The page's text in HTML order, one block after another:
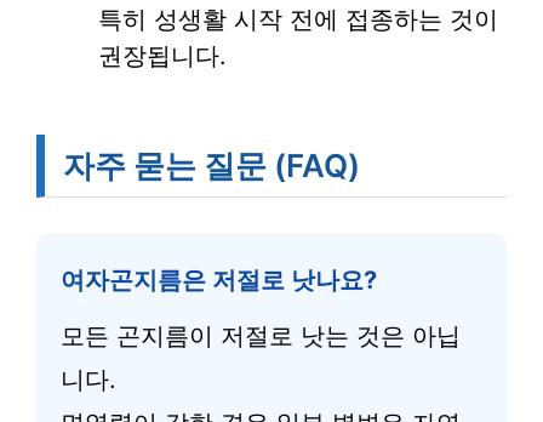
특히 성생활 시작 전에 접종하는 것이
권장됩니다.
자주 묻는 질문 (FAQ)
여자곤지름은 저절로 낫나요?
모든 곤지름이 저절로 낫는 것은 아닙
니다.